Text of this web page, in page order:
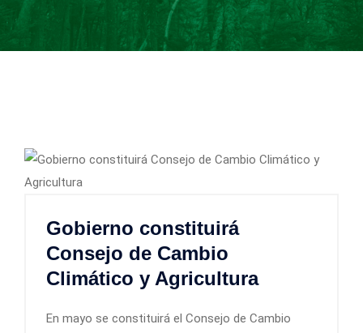
Gobierno constituirá
Consejo de Cambio
Climático y Agricultura
En mayo se constituirá el Consejo de Cambio